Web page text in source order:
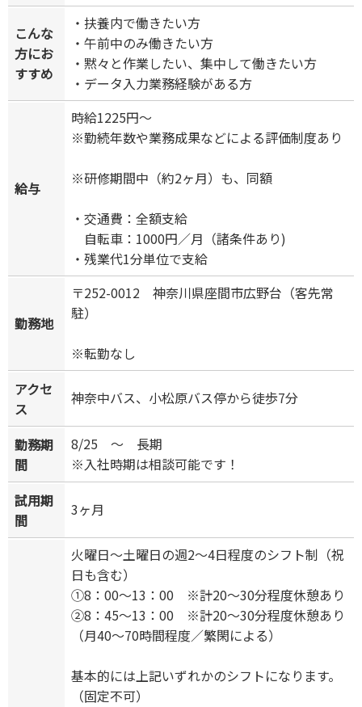
こんな
方にお
すすめ
・扶養内で働きたい方
・午前中のみ働きたい方
・黙々と作業したい、集中して働きたい方
・データ入力業務経験がある方
給与
時給1225円～
※勤続年数や業務成果などによる評価制度あり
※研修期間中（約2ヶ月）も、同額
・交通費：全額支給
自転車：1000円／月（諸条件あり)
・残業代1分単位で支給
勤務地
〒252-0012 神奈川県座間市広野台（客先常
駐）
※転勤なし
アクセ
ス
神奈中バス、小松原バス停から徒歩7分
勤務期
間
8/25 ～ 長期
※入社時期は相談可能です！
試用期
間
3ヶ月
火曜日～土曜日の週2～4日程度のシフト制（祝
日も含む）
①8：00～13：00 ※計20～30分程度休憩あり
②8：45～13：00 ※計20～30分程度休憩あり
（月40～70時間程度／繁閑による）
基本的には上記いずれかのシフトになります。
（固定不可）